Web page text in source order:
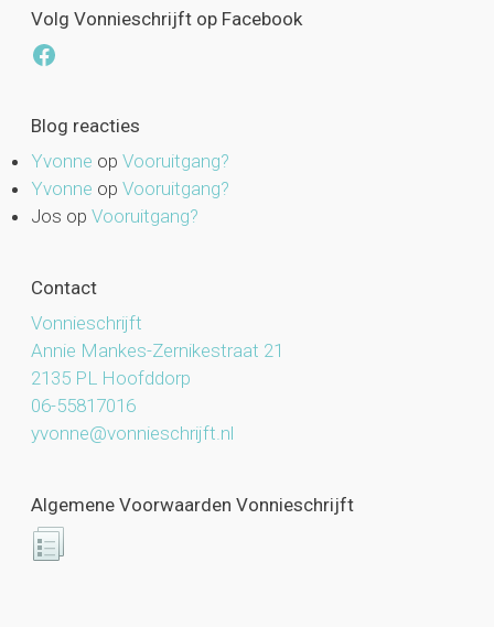
Volg Vonnieschrijft op Facebook
Facebook
Blog reacties
Yvonne op Vooruitgang?
Yvonne op Vooruitgang?
Jos op Vooruitgang?
Contact
Vonnieschrijft
Annie Mankes-Zernikestraat 21
2135 PL Hoofddorp
06-55817016
yvonne@vonnieschrijft.nl
Algemene Voorwaarden Vonnieschrijft